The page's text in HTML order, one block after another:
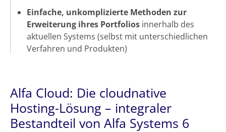
Einfache, unkomplizierte Methoden zur
Erweiterung ihres Portfolios innerhalb des
aktuellen Systems (selbst mit unterschiedlichen
Verfahren und Produkten)
Alfa Cloud: Die cloudnative
Hosting-Lösung – integraler
Bestandteil von Alfa Systems 6